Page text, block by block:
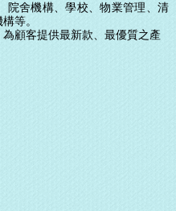
院舍機構、學校、物業管理、清
等。
顧客提供最新款、 最優質之產